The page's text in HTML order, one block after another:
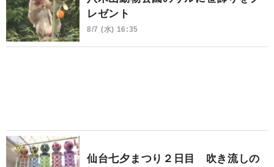
レゼント
8/7 (水) 16:35
仙台七夕まつり２日目 吹き流しの